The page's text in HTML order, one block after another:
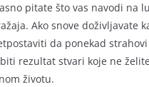
pitate što vas navodi na
Ako snove doživljavate
da ponekad
rezultat stvari koje ne
životu.